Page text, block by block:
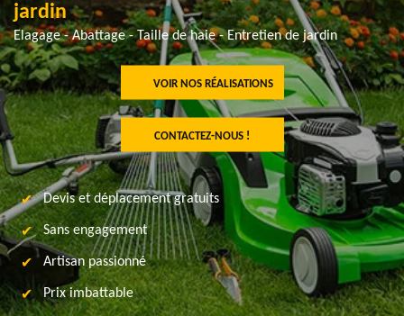
jardin
Elagage - Abattage - Taille de haie - Entretien de jardin
VOIR NOS RÉALISATIONS
CONTACTEZ-NOUS !
Devis et déplacement gratuits
Sans engagement
Artisan passionné
Prix imbattable